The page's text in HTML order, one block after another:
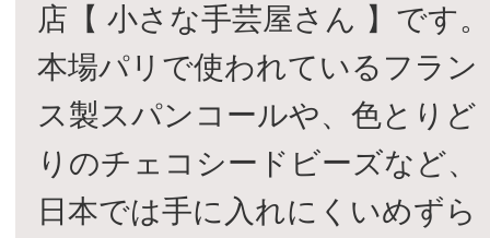
店【 小さな手芸屋さん 】です。
本場パリで使われているフラン
ス製スパンコールや、色とりど
りのチェコシードビーズなど、
日本では手に入れにくいめずら